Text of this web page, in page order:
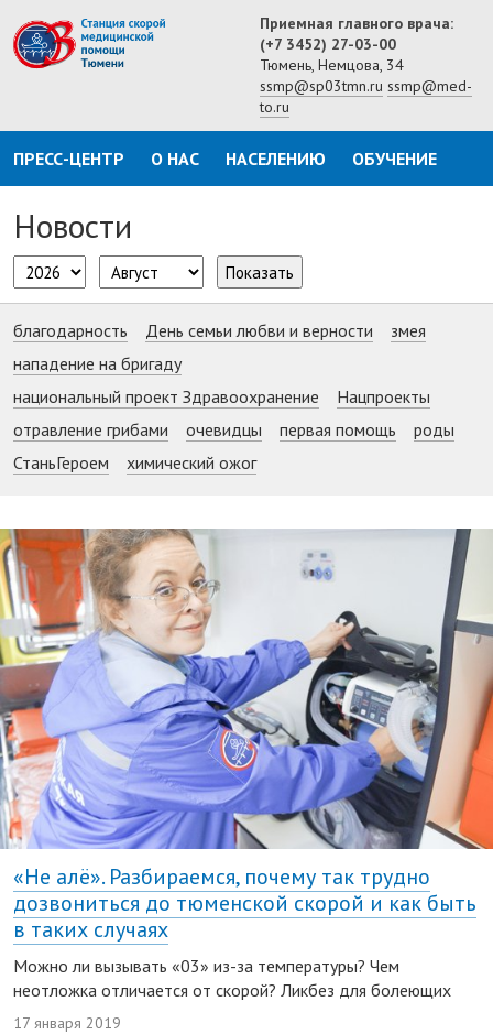
Приемная главного врача:
(+7 3452) 27-03-00
Тюмень, Немцова, 34
ssmp@sp03tmn.ru ssmp@med-
to.ru
ПРЕСС-ЦЕНТР О НАС НАСЕЛЕНИЮ ОБУЧЕНИЕ
Новости
Показать
благодарность День семьи любви и верности
змея
нападение на бригаду
национальный проект Здравоохранение
Нацпроекты
отравление грибами
очевидцы первая помощь
роды
СтаньГероем
химический ожог
«Не алё». Разбираемся, почему так трудно
дозвониться до тюменской скорой и как быть
в таких случаях
Можно ли вызывать «03» из-за температуры? Чем
неотложка отличается от скорой? Ликбез для болеющих
17 января 2019